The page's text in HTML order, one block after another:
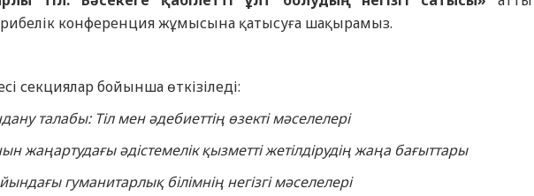
конференция жұмысына қатысуға шақырамыз.
секциялар бойынша өткізіледі:
талабы: Тіл мен әдебиеттің өзекті мәселелері
жаңартудағы әдістемелік қызметті жетілдірудің жаңа бағыттары
гуманитарлық білімнің негізгі мәселелері